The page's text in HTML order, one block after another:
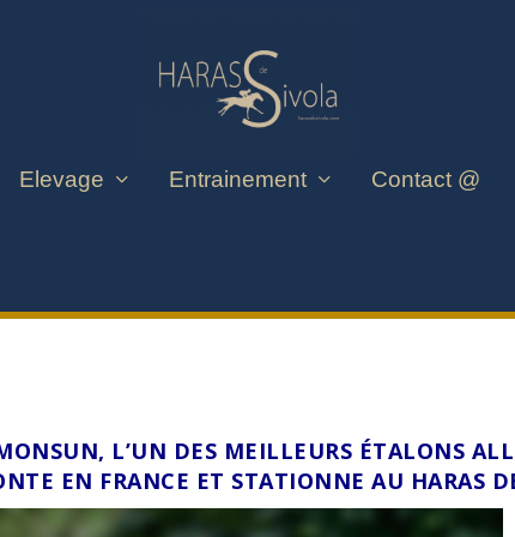
Elevage Entrainement Contact @
L’UN DES MEILLEURS ÉTALONS
EN FRANCE ET STATIONNE AU HARAS